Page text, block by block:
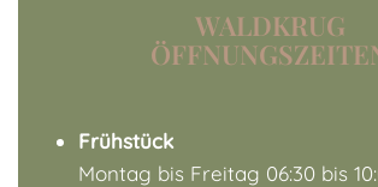
WALDKRUG
Frühstück
Montag bis Freitag 06:30 bis